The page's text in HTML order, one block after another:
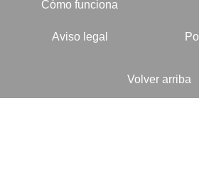
Cómo funciona
Aviso legal
Volver arriba